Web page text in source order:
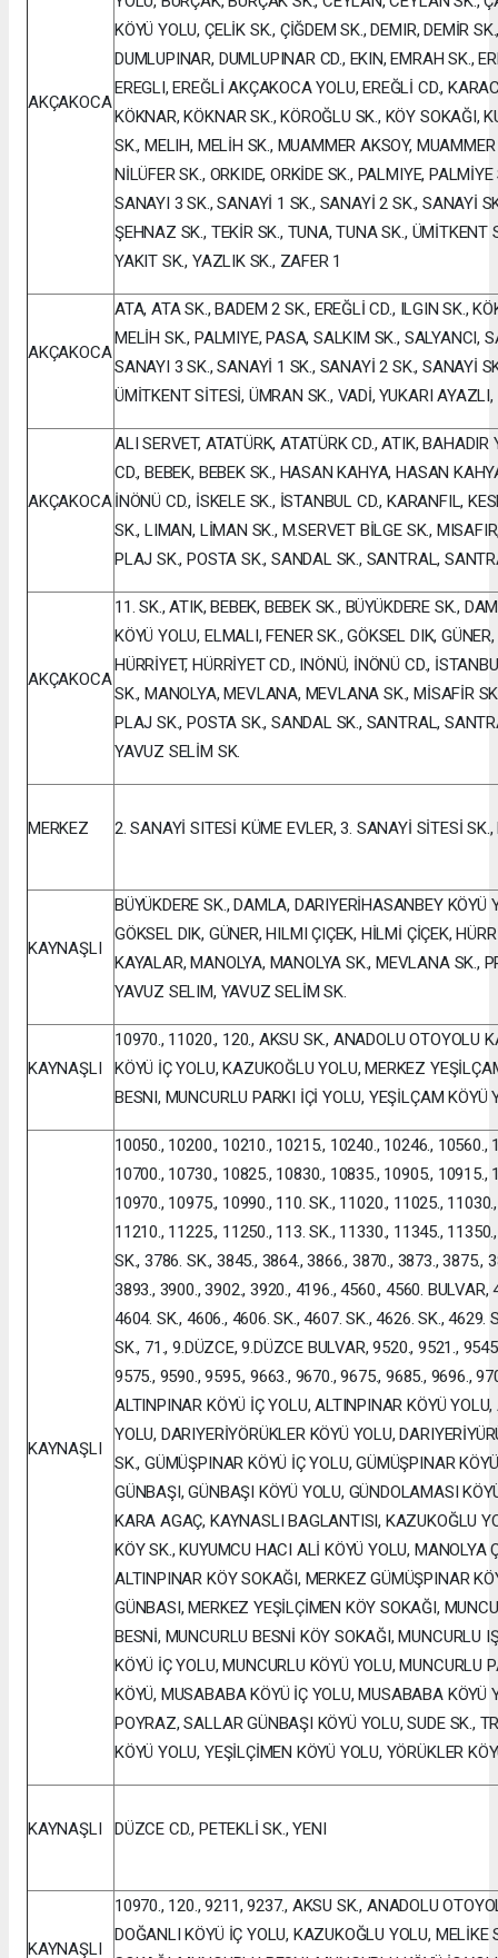
AKÇAKOCA
KÖYÜ YOLU, ÇELİK SK., ÇİĞDEM SK., DEMIR, DEMİR
DUMLUPINAR, DUMLUPINAR CD., EKIN, EMRAH SK.,
EREGLI, EREĞLİ AKÇAKOCA YOLU, EREĞLİ CD.,
KÖKNAR, KÖKNAR SK., KÖROĞLU SK., KÖY SOKAĞI,
SK., MELIH, MELİH SK., MUAMMER AKSOY,
NİLÜFER SK., ORKIDE, ORKİDE SK., PALMIYE,
SANAYI 3 SK., SANAYİ 1 SK., SANAYİ 2 SK., SANAYİ
ŞEHNAZ SK., TEKİR SK., TUNA, TUNA SK., ÜMİTKENT
YAKIT SK., YAZLIK SK., ZAFER 1
AKÇAKOCA
ATA, ATA SK., BADEM 2 SK., EREĞLİ CD., ILGIN SK.,
MELİH SK., PALMIYE, PASA, SALKIM SK., SALYANCI,
SANAYI 3 SK., SANAYİ 1 SK., SANAYİ 2 SK., SANAYİ
ÜMİTKENT SİTESİ, ÜMRAN SK., VADİ, YUKARI
AKÇAKOCA
ALI SERVET, ATATÜRK, ATATÜRK CD., ATIK,
CD., BEBEK, BEBEK SK., HASAN KAHYA, HASAN
İNÖNÜ CD., İSKELE SK., İSTANBUL CD., KARANFIL,
SK., LIMAN, LİMAN SK., M.SERVET BİLGE SK.,
PLAJ SK., POSTA SK., SANDAL SK., SANTRAL,
AKÇAKOCA
11. SK., ATIK, BEBEK, BEBEK SK., BÜYÜKDERE SK.,
KÖYÜ YOLU, ELMALI, FENER SK., GÖKSEL DIK,
HÜRRİYET, HÜRRİYET CD., INÖNÜ, İNÖNÜ CD.,
SK., MANOLYA, MEVLANA, MEVLANA SK., MİSAFİR
PLAJ SK., POSTA SK., SANDAL SK., SANTRAL,
YAVUZ SELİM SK.
MERKEZ 2. SANAYİ SITESİ KÜME EVLER, 3. SANAYİ SİTESİ SK.,
KAYNAŞLI
BÜYÜKDERE SK., DAMLA, DARIYERİHASANBEY KÖYÜ
GÖKSEL DIK, GÜNER, HILMI ÇIÇEK, HİLMİ ÇİÇEK,
KAYALAR, MANOLYA, MANOLYA SK., MEVLANA SK.,
YAVUZ SELIM, YAVUZ SELİM SK.
KAYNAŞLI
10970., 11020., 120., AKSU SK., ANADOLU OTOYOLU
KÖYÜ İÇ YOLU, KAZUKOĞLU YOLU, MERKEZ
BESNI, MUNCURLU PARKI İÇİ YOLU, YEŞİLÇAM KÖYÜ
KAYNAŞLI
10050., 10200., 10210., 10215., 10240., 10246., 10560.,
10700., 10730., 10825., 10830., 10835., 10905., 10915.,
10970., 10975., 10990., 110. SK., 11020., 11025.,
11210., 11225., 11250., 113. SK., 11330., 11345.,
SK., 3786. SK., 3845., 3864., 3866., 3870., 3873., 3875.,
3893., 3900., 3902., 3920., 4196., 4560., 4560. BULVAR,
4604. SK., 4606., 4606. SK., 4607. SK., 4626. SK., 4629.
SK., 71., 9.DÜZCE, 9.DÜZCE BULVAR, 9520., 9521.,
9575., 9590., 9595., 9663., 9670., 9675., 9685., 9696.,
ALTINPINAR KÖYÜ İÇ YOLU, ALTINPINAR KÖYÜ
YOLU, DARIYERİYÖRÜKLER KÖYÜ YOLU,
SK., GÜMÜŞPINAR KÖYÜ İÇ YOLU, GÜMÜŞPINAR
GÜNBAŞI, GÜNBAŞI KÖYÜ YOLU, GÜNDOLAMASI
KARA AGAÇ, KAYNASLI BAGLANTISI, KAZUKOĞLU
KÖY SK., KUYUMCU HACI ALİ KÖYÜ YOLU, MANOLYA
ALTINPINAR KÖY SOKAĞI, MERKEZ GÜMÜŞPINAR
GÜNBASI, MERKEZ YEŞİLÇİMEN KÖY SOKAĞI,
BESNİ, MUNCURLU BESNİ KÖY SOKAĞI, MUNCURLU
KÖYÜ İÇ YOLU, MUNCURLU KÖYÜ YOLU, MUNCURLU
KÖYÜ, MUSABABA KÖYÜ İÇ YOLU, MUSABABA KÖYÜ
POYRAZ, SALLAR GÜNBAŞI KÖYÜ YOLU, SUDE SK.,
KÖYÜ YOLU, YEŞİLÇİMEN KÖYÜ YOLU, YÖRÜKLER
KAYNAŞLI DÜZCE CD., PETEKLİ SK., YENI
KAYNAŞLI
10970., 120., 9211, 9237., AKSU SK., ANADOLU
DOĞANLI KÖYÜ İÇ YOLU, KAZUKOĞLU YOLU, MELİKE